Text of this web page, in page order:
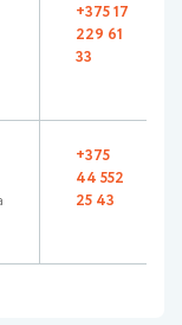
+375 17
229 61
33
+375
44 552
25 43